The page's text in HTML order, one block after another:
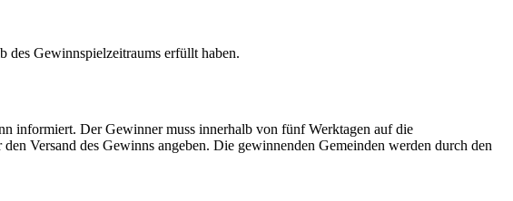
des Gewinnspielzeitraums erfüllt haben.
informiert. Der Gewinner muss innerhalb von fünf Werktagen auf die
Versand des Gewinns angeben. Die gewinnenden Gemeinden werden durch den